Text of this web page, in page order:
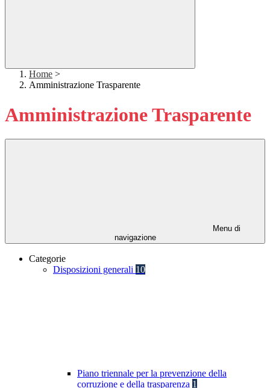
Home >
Amministrazione Trasparente
Amministrazione Trasparente
Menu di
navigazione
Categorie
Disposizioni generali 10
Piano triennale per la prevenzione della
corruzione e della trasparenza 1